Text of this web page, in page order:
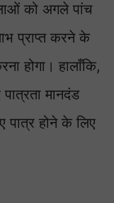
को अगले पांच
प्राप्त करने के
होगा। हालाँकि,
मानदंड
पात्र होने के लिए